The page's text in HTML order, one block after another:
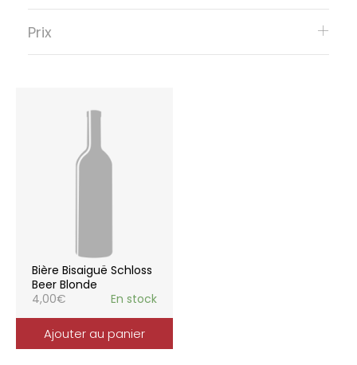
Bière Bisaiguë Schloss
Beer Blonde
4,00€ En stock
Ajouter au panier
Prix